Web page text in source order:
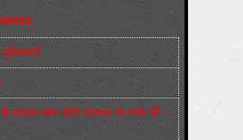
हालात और मोदी सरकार के दावों की